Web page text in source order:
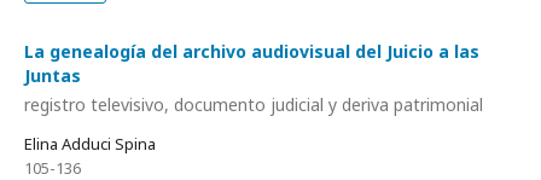
La genealogía del archivo audiovisual del Juicio a las
Juntas
registro televisivo, documento judicial y deriva patrimonial
Elina Adduci Spina
105-136